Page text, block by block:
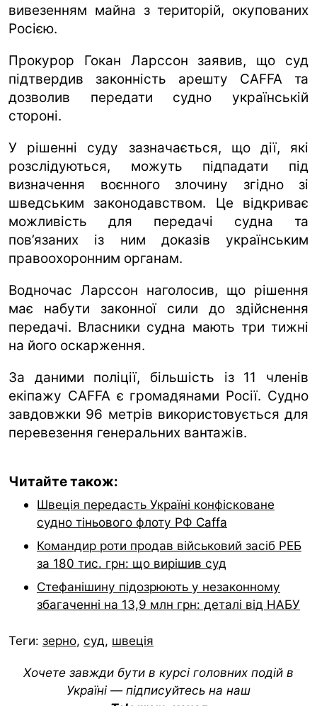
вивезенням майна з територій, окупованих
Росією.
Прокурор Гокан Ларссон заявив, що суд
підтвердив законність арешту CAFFA та
дозволив передати судно українській
стороні.
У рішенні суду зазначається, що дії, які
розслідуються, можуть підпадати під
визначення воєнного злочину згідно зі
шведським законодавством. Це відкриває
можливість для передачі судна та
пов’язаних із ним доказів українським
правоохоронним органам.
Водночас Ларссон наголосив, що рішення
має набути законної сили до здійснення
передачі. Власники судна мають три тижні
на його оскарження.
За даними поліції, більшість із 11 членів
екіпажу CAFFA є громадянами Росії. Судно
завдовжки 96 метрів використовується для
перевезення генеральних вантажів.
Читайте також:
Швеція передасть Україні конфісковане
судно тіньового флоту РФ Caffa
Командир роти продав військовий засіб РЕБ
за 180 тис. грн: що вирішив суд
Стефанішину підозрюють у незаконному
збагаченні на 13,9 млн грн: деталі від НАБУ
Теги: зерно, суд, швеція
Хочете завжди бути в курсі головних подій в
Україні — підписуйтесь на наш